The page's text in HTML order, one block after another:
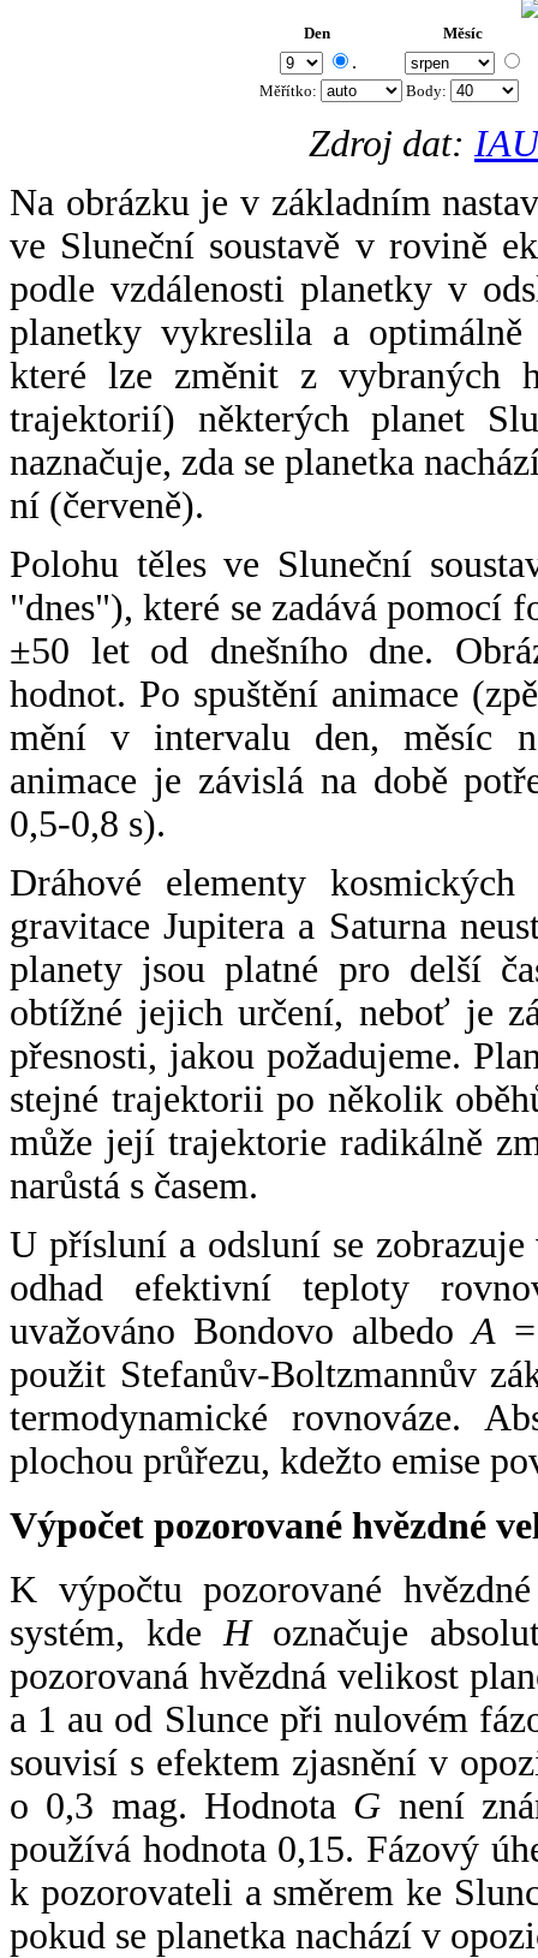
Den Měsíc
.
Měřítko: Body:
Zdroj dat:
Na obrázku je v základním
ve Sluneční soustavě v rovině
podle vzdálenosti planetky v
planetky vykreslila a
které lze změnit z vybraných
trajektorií) některých planet
naznačuje, zda se planetka
ní (červeně).
Polohu těles ve Sluneční
"dnes"), které se zadává pomocí
±50 let od dnešního dne.
hodnot. Po spuštění animace
mění v intervalu den, měsíc
animace je závislá na době
0,5-0,8 s).
Dráhové elementy
gravitace Jupitera a Saturna
planety jsou platné pro delší
obtížné jejich určení, neboť je
přesnosti, jakou požadujeme.
stejné trajektorii po několik
může její trajektorie radikálně
narůstá s časem.
U přísluní a odsluní se
odhad efektivní teploty
uvažováno Bondovo albedoA
použit Stefanův-Boltzmannův
termodynamické rovnováze.
plochou průřezu, kdežto emise
Výpočet pozorované hvězdné
K výpočtu pozorované
systém, kde Hoznačuje
pozorovaná hvězdná velikost
a 1 au od Slunce při nulovém
souvisí s efektem zjasnění v
o 0,3 mag. Hodnota G není
používá hodnota 0,15. Fázový
k pozorovateli a směrem ke
pokud se planetka nachází v